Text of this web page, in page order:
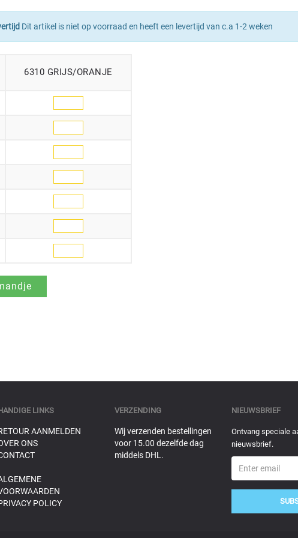
Dit artikel is niet op voorraad en heeft een levertijd van c.a 1-2 weken
6310 GRIJS/ORANJE
LINKS
AANMELDEN
ONS
POLICY
VERZENDING
Wij verzenden bestellingen
voor 15.00 dezelfde dag
middels DHL.
NIEUWSBRIEF
Ontvang speciale
nieuwsbrief.